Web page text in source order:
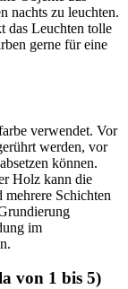
nachts zu leuchten.
das Leuchten tolle
gerne für eine
verwendet. Vor
werden, vor
können.
Holz kann die
Schichten
im
von 1 bis 5)